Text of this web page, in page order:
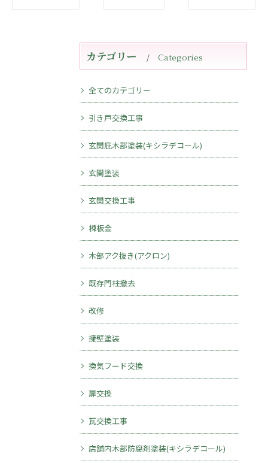
カテゴリー Categories
全てのカテゴリー
引き戸交換工事
玄関庇木部塗装(キシラデコール)
玄関塗装
玄関交換工事
棟板金
木部アク抜き(アクロン)
既存門柱撤去
改修
擁壁塗装
換気フード交換
扉交換
瓦交換工事
店舗内木部防腐剤塗装(キシラデコール)